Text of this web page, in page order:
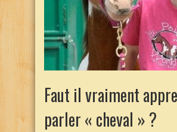
Faut il vraiment
parler « cheval » ?